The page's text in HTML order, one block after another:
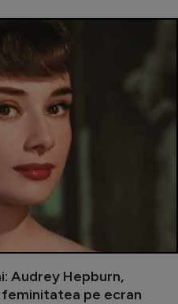
Audrey Hepburn,
pe ecran